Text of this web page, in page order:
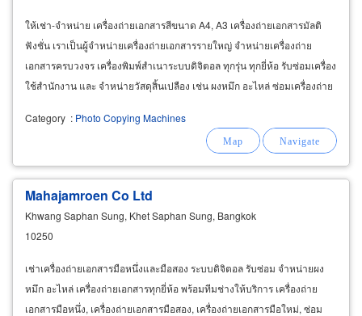
ให้เช่า-จำหน่าย เครื่องถ่ายเอกสารสีขนาด A4, A3 เครื่องถ่ายเอกสารมัลติ
ฟังชั่น เราเป็นผู้จำหน่ายเครื่องถ่ายเอกสารรายใหญ่ จำหน่ายเครื่องถ่าย
เอกสารครบวงจร เครื่องพิมพ์สำเนาระบบดิจิตอล ทุกรุ่น ทุกยี่ห้อ รับซ่อมเครื่อง
ใช้สำนักงาน และ จำหน่ายวัสดุสิ้นเปลือง เช่น ผงหมึก อะไหล่ ซ่อมเครื่องถ่าย
Category : Photo Copying Machines
Mahajamroen Co Ltd
Khwang Saphan Sung, Khet Saphan Sung, Bangkok
10250
เช่าเครื่องถ่ายเอกสารมือหนึ่งและมือสอง ระบบดิจิตอล รับซ่อม จำหน่ายผง
หมึก อะไหล่ เครื่องถ่ายเอกสารทุกยี่ห้อ พร้อมทีมช่างให้บริการ เครื่องถ่าย
เอกสารมือหนึ่ง, เครื่องถ่ายเอกสารมือสอง, เครื่องถ่ายเอกสารมือใหม่, ซ่อม